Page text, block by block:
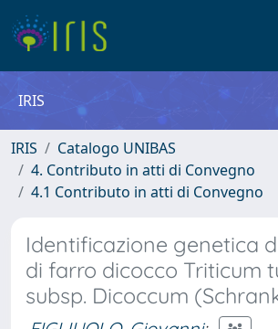
IRIS
IRIS
Catalogo UNIBAS
4. Contributo in atti di Convegno
4.1 Contributo in atti di Convegno
Identificazione genetica
di farro dicocco Triticum
subsp. Dicoccum